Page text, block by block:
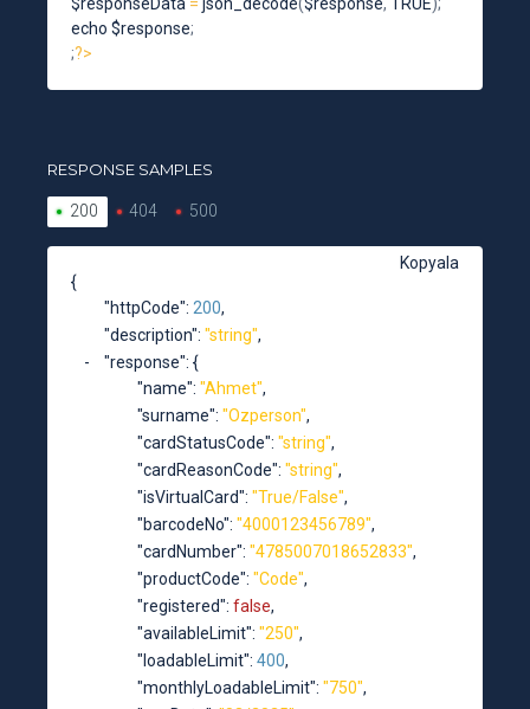
echo $response;
;?>
RESPONSE SAMPLES
200 404 500
Kopyala
{
"httpCode": 200,
"description": "string",
"response": {
"name": "Ahmet",
"surname": "Ozperson",
"cardStatusCode": "string",
"cardReasonCode": "string",
"isVirtualCard": "True/False",
"barcodeNo": "4000123456789",
"cardNumber": "4785007018652833",
"productCode": "Code",
"registered": false,
"availableLimit": "250",
"loadableLimit": 400,
"monthlyLoadableLimit": "750",